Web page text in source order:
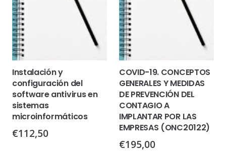
Instalación y
configuración del
software antivirus en
sistemas
microinformáticos
€112,50
COVID-19. CONCEPTOS
GENERALES Y MEDIDAS
DE PREVENCIÓN DEL
CONTAGIO A
IMPLANTAR POR LAS
EMPRESAS (ONC20122)
€195,00